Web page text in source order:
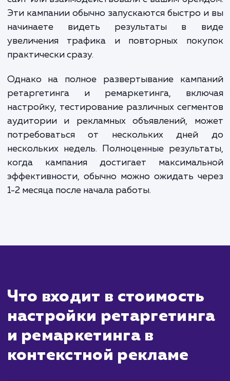
взаимодействовал с вашим продуктом или
Стоимость ретаргетинга и ремаркетинга
от объема аудитории, бюджета на рекламу и
сложности кампании. Обычно стоимость
рублей. Ведение кампании обходится примерно
20% от рекламного бюджета, но не менее 10 000
рублей в месяц. Для точного расчета стоимости,
пожалуйста, свяжитесь с нами.
ЗАКАЗАТЬ УСЛУГИ
Ретаргетинг и ремаркетинг - это
которые позволяют повторно
пользователей, которые уже посещали
сайт или взаимодействовали с вашим
Эти кампании обычно запускаются быстро